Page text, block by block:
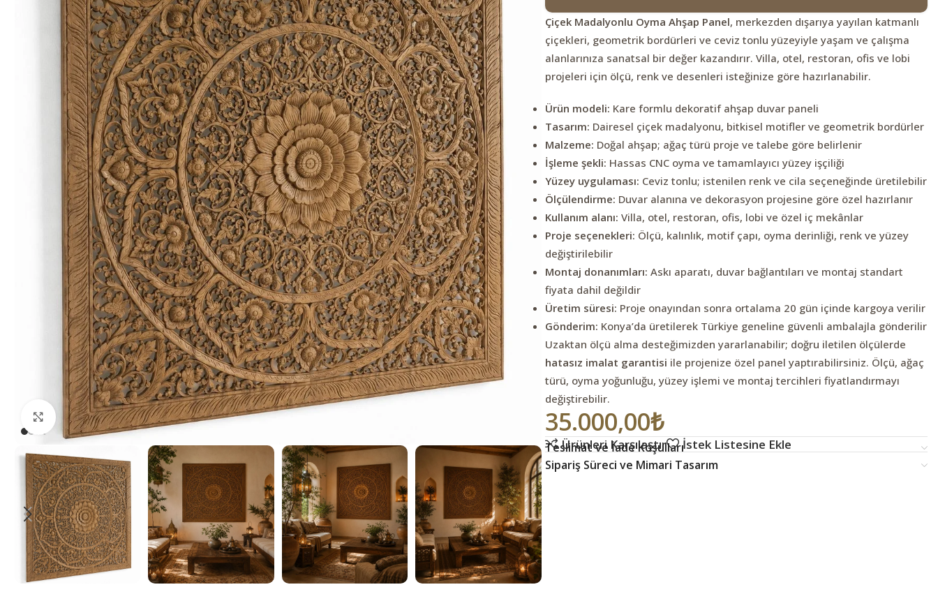
Click to enlarge
Çiçek Madalyonlu Oyma Ahşap Panel, merkezden dışarıya yayılan katmanlı
çiçekleri, geometrik bordürleri ve ceviz tonlu yüzeyiyle yaşam ve çalışma
alanlarınıza sanatsal bir değer kazandırır. Villa, otel, restoran, ofis ve lobi
projeleri için ölçü, renk ve desenleri isteğinize göre hazırlanabilir.
Ürün modeli: Kare formlu dekoratif ahşap duvar paneli
Tasarım: Dairesel çiçek madalyonu, bitkisel motifler ve geometrik bordürler
Malzeme: Doğal ahşap; ağaç türü proje ve talebe göre belirlenir
İşleme şekli: Hassas CNC oyma ve tamamlayıcı yüzey işçiliği
Yüzey uygulaması: Ceviz tonlu; istenilen renk ve cila seçeneğinde üretilebilir
Ölçülendirme: Duvar alanına ve dekorasyon projesine göre özel hazırlanır
Kullanım alanı: Villa, otel, restoran, ofis, lobi ve özel iç mekânlar
Proje seçenekleri: Ölçü, kalınlık, motif çapı, oyma derinliği, renk ve yüzey
değiştirilebilir
Montaj donanımları: Askı aparatı, duvar bağlantıları ve montaj standart
fiyata dahil değildir
Üretim süresi: Proje onayından sonra ortalama 20 gün içinde kargoya verilir
Gönderim: Konya’da üretilerek Türkiye geneline güvenli ambalajla gönderilir
Uzaktan ölçü alma desteğimizden yararlanabilir; doğru iletilen ölçülerde
hatasız imalat garantisi ile projenize özel panel yaptırabilirsiniz. Ölçü, ağaç
türü, oyma yoğunluğu, yüzey işlemi ve montaj tercihleri fiyatlandırmayı
değiştirebilir.
35.000,00₺
Ürünleri Karşılaştır İstek Listesine Ekle
Teslimat ve İade Koşulları
Sipariş Süreci ve Mimari Tasarım